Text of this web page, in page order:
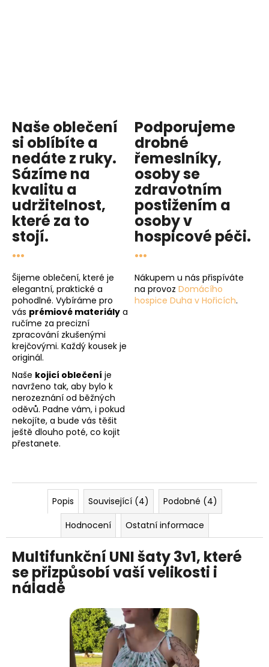
Naše oblečení
si oblíbíte a
nedáte z ruky.
Sázíme na
kvalitu a
udržitelnost,
které za to
stojí.
...
Šijeme oblečení, které je
elegantní, praktické a
pohodlné. Vybíráme pro
vás prémiové materiály a
ručíme za precizní
zpracování zkušenými
krejčovými. Každý kousek je
originál.
Naše kojicí oblečení je
navrženo tak, aby bylo k
nerozeznání od běžných
oděvů. Padne vám, i pokud
nekojíte, a bude vás těšit
ještě dlouho poté, co kojit
přestanete.
Podporujeme
drobné
řemeslníky,
osoby se
zdravotním
postižením a
osoby v
hospicové péči.
...
Nákupem u nás přispíváte
na provoz Domácího
hospice Duha v Hořicích.
Popis Související (4)
Podobné (4)
Hodnocení
Ostatní informace
Multifunkční UNI šaty 3v1, které
se přizpůsobí vaší velikosti i
náladě